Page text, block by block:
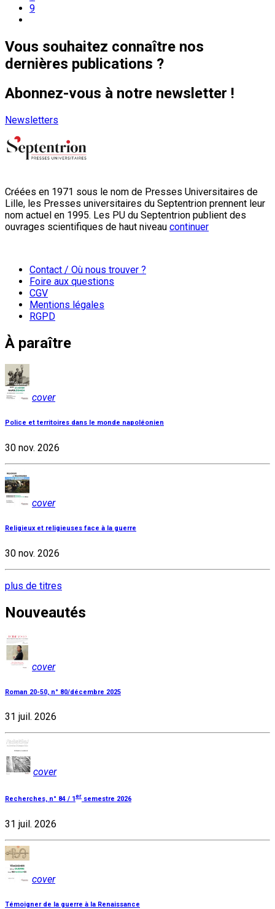
9
Vous souhaitez connaître nos
dernières publications ?
Abonnez-vous à notre newsletter !
Newsletters
Créées en 1971 sous le nom de Presses Universitaires de
Lille, les Presses universitaires du Septentrion prennent leur
nom actuel en 1995. Les PU du Septentrion publient des
ouvrages scientifiques de haut niveau continuer
Contact / Où nous trouver ?
Foire aux questions
CGV
Mentions légales
RGPD
À paraître
cover
Police et territoires dans le monde napoléonien
30 nov. 2026
cover
Religieux et religieuses face à la guerre
30 nov. 2026
plus de titres
Nouveautés
cover
Roman 20-50, n° 80/décembre 2025
31 juil. 2026
cover
Recherches, n° 84 / 1er semestre 2026
31 juil. 2026
cover
Témoigner de la guerre à la Renaissance